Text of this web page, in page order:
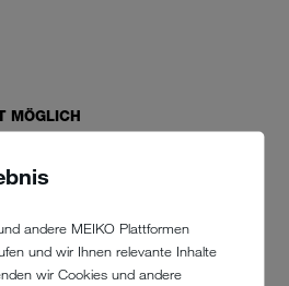
andere MEIKO Plattformen
und wir Ihnen relevante Inhalte
wir Cookies und andere
MÖGLICH